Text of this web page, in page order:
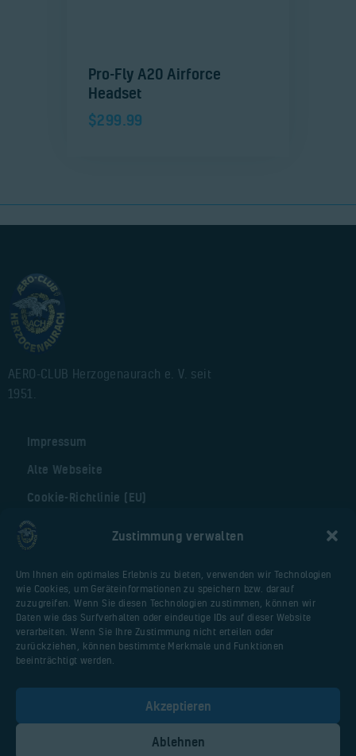
Zustimmung verwalten
Um Ihnen ein optimales Erlebnis zu bieten, verwenden wir Technologien
wie Cookies, um Geräteinformationen zu speichern bzw. darauf
zuzugreifen. Wenn Sie diesen Technologien zustimmen, können wir
Daten wie das Surfverhalten oder eindeutige IDs auf dieser Website
verarbeiten. Wenn Sie Ihre Zustimmung nicht erteilen oder
zurückziehen, können bestimmte Merkmale und Funktionen
beeinträchtigt werden.
Akzeptieren
Ablehnen
Pro-Fly A20 Airforce
Headset
$299.99
AERO-CLUB Herzogenaurach e. V. seit
1951.
Impressum
Alte Webseite
Cookie-Richtlinie (EU)
Nützliche Seiten
Webseite Flugplatz
Vereinsfliegerportal
Huberschrauberschulung.de
Malter AIR Service
AOPA Deutschland
PPL-Theorieschule Uwe Dittmar / Anjte